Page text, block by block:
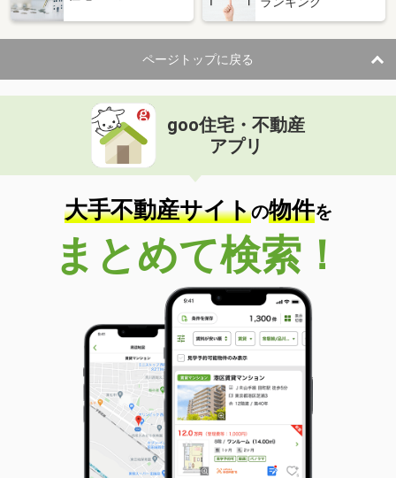
ページトップに戻る
goo住宅・不動産
アプリ
大手不動産サイトの物件を
まとめて検索！